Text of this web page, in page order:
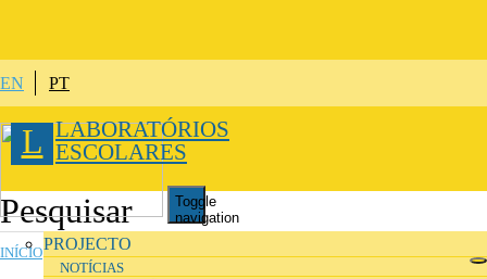
EN PT
L LABORATÓRIOS
ESCOLARES
Toggle
navigation
PROJECTO
NOTÍCIAS
INÍCIO»PROJETO»LABORATÓRIOS INTERVENCIONADOS